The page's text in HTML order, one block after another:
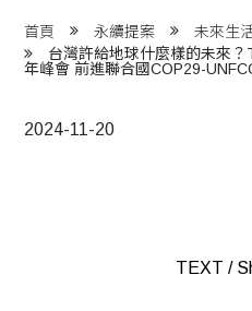
團 Square Rich
們 Contact Us
首頁 永續提案
未來生
台灣許給地球什麼樣的未來
年峰會 前進聯合國COP29-
2024-11-20
TEXT /